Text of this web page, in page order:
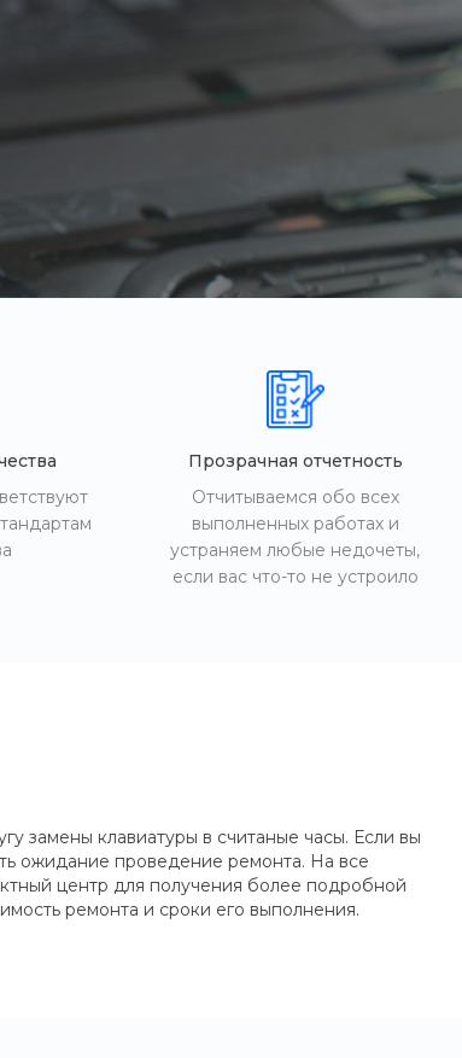
Прозрачная отчетность
Отчитываемся обо всех
выполненных работах и
устраняем любые недочеты,
если вас что-то не устроило
замены клавиатуры в считаные часы. Если вы
ожидание проведение ремонта. На все
центр для получения более подробной
ремонта и сроки его выполнения.